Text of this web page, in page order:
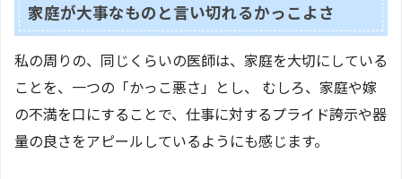
家庭が大事なものと言い切れるかっこよさ
私の周りの、同じくらいの医師は、家庭を大切にしている
ことを、一つの「かっこ悪さ」とし、 むしろ、家庭や嫁
の不満を口にすることで、仕事に対するプライド誇示や器
量の良さをアピールしているようにも感じます。